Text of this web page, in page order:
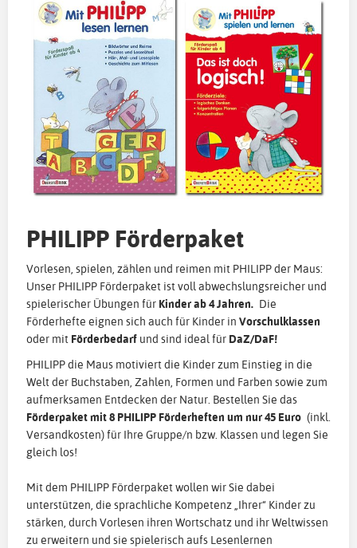
PHILIPP Förderpaket
Vorlesen, spielen, zählen und reimen mit PHILIPP der Maus:
Unser PHILIPP Förderpaket ist voll abwechslungsreicher und
spielerischer Übungen für Kinder ab 4 Jahren. Die
Förderhefte eignen sich auch für Kinder in Vorschulklassen
oder mit Förderbedarf und sind ideal für DaZ/DaF!
PHILIPP die Maus motiviert die Kinder zum Einstieg in die
Welt der Buchstaben, Zahlen, Formen und Farben sowie zum
aufmerksamen Entdecken der Natur. Bestellen Sie das
Förderpaket mit 8 PHILIPP Förderheften um nur 45 Euro (inkl.
Versandkosten) für Ihre Gruppe/n bzw. Klassen und legen Sie
gleich los!
Mit dem PHILIPP Förderpaket wollen wir Sie dabei
unterstützen, die sprachliche Kompetenz „Ihrer“ Kinder zu
stärken, durch Vorlesen ihren Wortschatz und ihr Weltwissen
zu erweitern und sie spielerisch aufs Lesenlernen